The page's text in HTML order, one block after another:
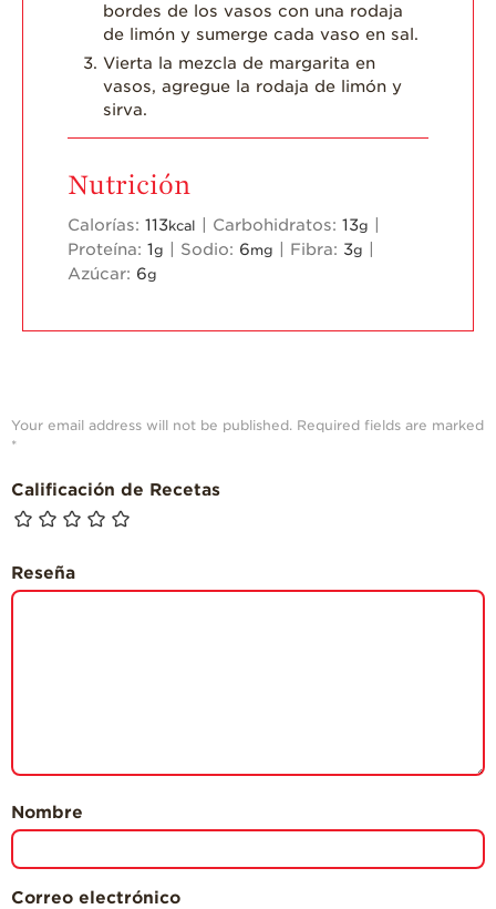
bordes de los vasos con una rodaja
de limón y sumerge cada vaso en sal.
Vierta la mezcla de margarita en
vasos, agregue la rodaja de limón y
sirva.
Nutrición
Calorías: 113kcal Carbohidratos: 13g
Proteína: 1g Sodio: 6mg Fibra: 3g
Azúcar: 6g
Your email address will not be published. Required fields are marked
*
Calificación de Recetas
Reseña
Nombre
Correo electrónico